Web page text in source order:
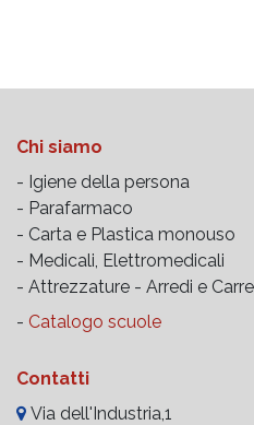
Chi siamo
- Igiene della persona
- Parafarmaco
- Carta e Plastica monouso
- Medicali, Elettromedicali
- Attrezzature - Arredi e
- Catalogo scuole
Contatti
Via dell'Industria,1